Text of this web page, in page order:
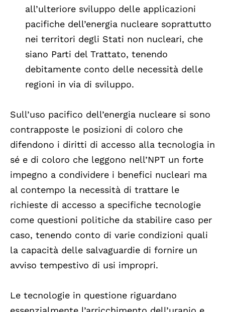
all’ulteriore sviluppo delle applicazioni
pacifiche dell’energia nucleare soprattutto
nei territori degli Stati non nucleari, che
siano Parti del Trattato, tenendo
debitamente conto delle necessità delle
regioni in via di sviluppo.
Sull’uso pacifico dell’energia nucleare si sono
contrapposte le posizioni di coloro che
difendono i diritti di accesso alla tecnologia in
sé e di coloro che leggono nell’NPT un forte
impegno a condividere i benefici nucleari ma
al contempo la necessità di trattare le
richieste di accesso a specifiche tecnologie
come questioni politiche da stabilire caso per
caso, tenendo conto di varie condizioni quali
la capacità delle salvaguardie di fornire un
avviso tempestivo di usi impropri.
Le tecnologie in questione riguardano